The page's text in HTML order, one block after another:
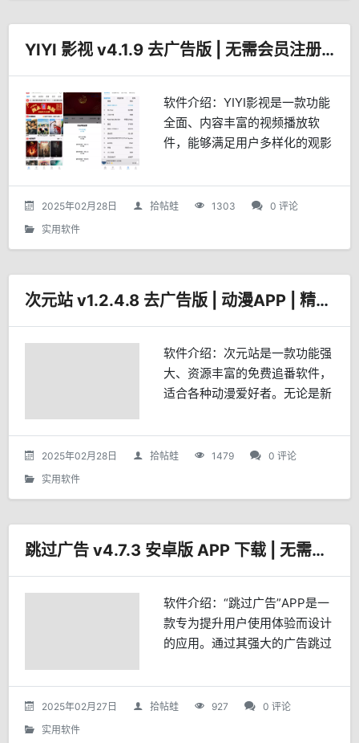
YIYI 影视 v4.1.9 去广告版 | 无需会员注册即用
软件介绍：YIYI影视是一款功能
全面、内容丰富的视频播放软
件，能够满足用户多样化的观影
和安全保障。无论是追剧、看电
影还是听音乐，YIYI影视都是一
2025年02月28日 拾帖蛙 1303
0 评论
实用软件
次元站 v1.2.4.8 去广告版 | 动漫APP | 精简 | 免会员
软件介绍：次元站是一款功能强
大、资源丰富的免费追番软件，
适合各种动漫爱好者。无论是新
里找到自己喜欢的动漫，享受便
捷的观看体验。丰富的动漫资源
2025年02月28日 拾帖蛙 1479
0 评论
实用软件
跳过广告 v4.7.3 安卓版 APP 下载 | 无需联网权限
软件介绍：“跳过广告”APP是一
款专为提升用户使用体验而设计
的应用。通过其强大的广告跳过
户可以轻松摆脱广告的干扰，享
受更加流畅和愉快的手机使用体
2025年02月27日 拾帖蛙 927
0 评论
实用软件